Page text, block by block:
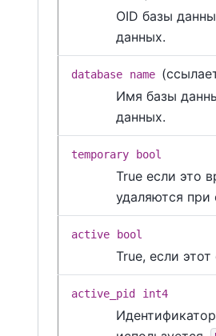
OID базы
данных.
database name
Имя базы
данных.
temporary bool
True если это
удаляются при
active bool
True, если
active_pid int4